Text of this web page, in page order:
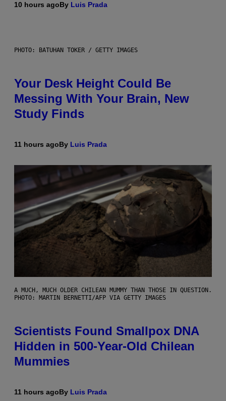
10 hours agoBy Luis Prada
PHOTO: BATUHAN TOKER / GETTY IMAGES
Your Desk Height Could Be
Messing With Your Brain, New
Study Finds
11 hours agoBy Luis Prada
A MUCH, MUCH OLDER CHILEAN MUMMY THAN THOSE IN QUESTION.
PHOTO: MARTIN BERNETTI/AFP VIA GETTY IMAGES
Scientists Found Smallpox DNA
Hidden in 500-Year-Old Chilean
Mummies
11 hours agoBy Luis Prada